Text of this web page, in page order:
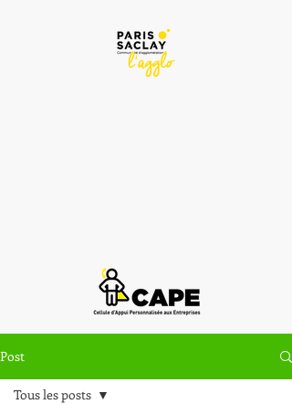
Post
Tous les posts